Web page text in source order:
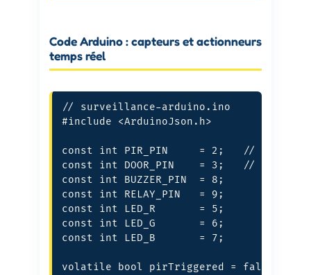
Code Arduino : capteurs et actionneurs
temps réel
// surveillance-arduino.ino
#include <ArduinoJson.h>
const int PIR_PIN     = 2;   //
const int DOOR_PIN    = 3;   // Reed
const int BUZZER_PIN  = 8;
const int RELAY_PIN   = 9;
const int LED_R       = 5;
const int LED_G       = 6;
const int LED_B       = 7;
volatile bool pirTriggered = false;